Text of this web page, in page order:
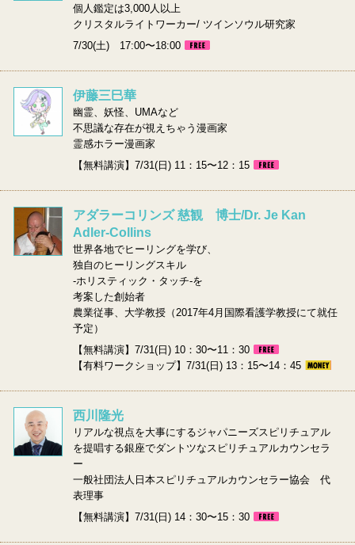
個人鑑定は3,000人以上
クリスタルライトワーカー/ ツインソウル研究家
7/30(土) 17:00〜18:00
伊藤三巳華
幽霊、妖怪、UMAなど
不思議な存在が視えちゃう漫画家
霊感ホラー漫画家
【無料講演】7/31(日) 11：15〜12：15
アダラーコリンズ 慈観 博士/Dr. Je Kan
Adler‐Collins
世界各地でヒーリングを学び、
独自のヒーリングスキル
-ホリスティック・タッチ-を
考案した創始者
農業従事、大学教授（2017年4月国際看護学教授にて就任
予定）
【無料講演】7/31(日) 10：30〜11：30
【有料ワークショップ】7/31(日) 13：15〜14：45
西川隆光
リアルな視点を大事にするジャパニーズスピリチュアル
を提唱する銀座でダントツなスピリチュアルカウンセラ
ー
一般社団法人日本スピリチュアルカウンセラー協会 代
表理事
【無料講演】7/31(日) 14：30〜15：30